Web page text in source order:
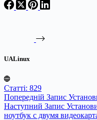
UALinux
Статті: 829
Попередній Запис
Наступний Запис
ноутбук с двумя